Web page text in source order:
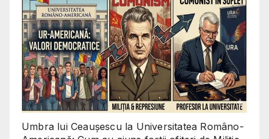
Umbra lui Ceaușescu la Universitatea Româno-